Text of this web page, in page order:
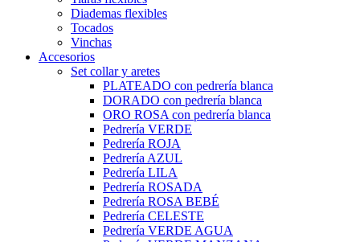
Diademas flexibles
Tocados
Vinchas
Accesorios
Set collar y aretes
PLATEADO con pedrería blanca
DORADO con pedrería blanca
ORO ROSA con pedrería blanca
Pedrería VERDE
Pedrería ROJA
Pedrería AZUL
Pedrería LILA
Pedrería ROSADA
Pedrería ROSA BEBÉ
Pedrería CELESTE
Pedrería VERDE AGUA